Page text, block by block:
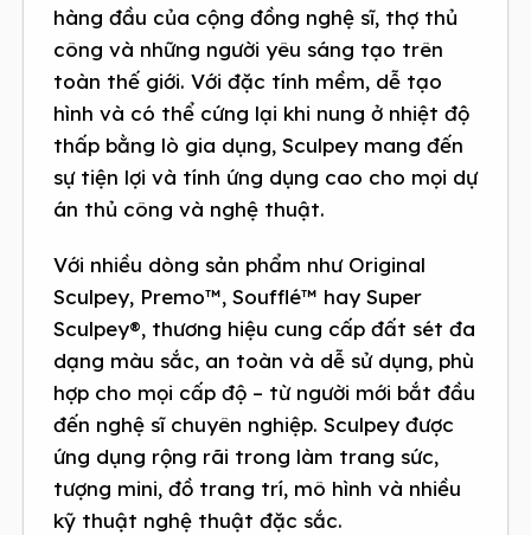
hàng đầu của cộng đồng nghệ sĩ, thợ thủ
công và những người yêu sáng tạo trên
toàn thế giới. Với đặc tính mềm, dễ tạo
hình và có thể cứng lại khi nung ở nhiệt độ
thấp bằng lò gia dụng, Sculpey mang đến
sự tiện lợi và tính ứng dụng cao cho mọi dự
án thủ công và nghệ thuật.
Với nhiều dòng sản phẩm như Original
Sculpey, Premo™, Soufflé™ hay Super
Sculpey®, thương hiệu cung cấp đất sét đa
dạng màu sắc, an toàn và dễ sử dụng, phù
hợp cho mọi cấp độ – từ người mới bắt đầu
đến nghệ sĩ chuyên nghiệp. Sculpey được
ứng dụng rộng rãi trong làm trang sức,
tượng mini, đồ trang trí, mô hình và nhiều
kỹ thuật nghệ thuật đặc sắc.